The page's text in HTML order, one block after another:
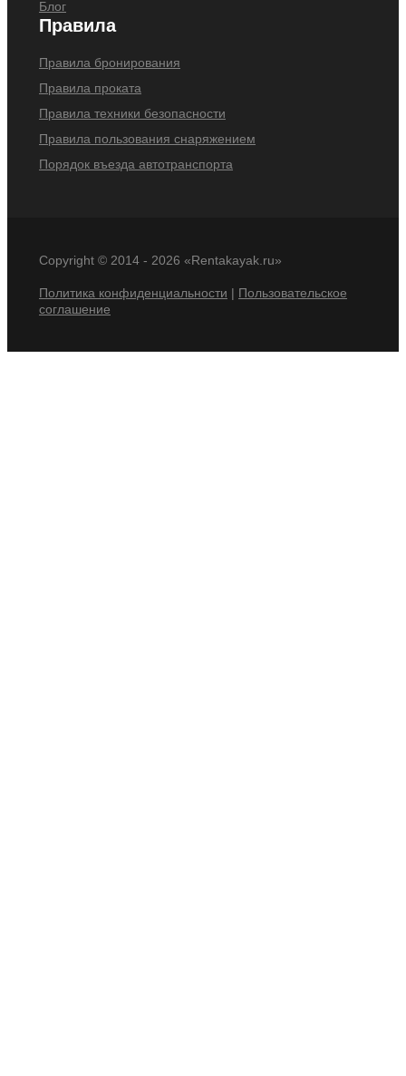
Блог
Правила
Правила бронирования
Правила проката
Правила техники безопасности
Правила пользования снаряжением
Порядок въезда автотранспорта
Copyright © 2014 - 2026 «Rentakayak.ru»
Политика конфиденциальности | Пользовательское
соглашение